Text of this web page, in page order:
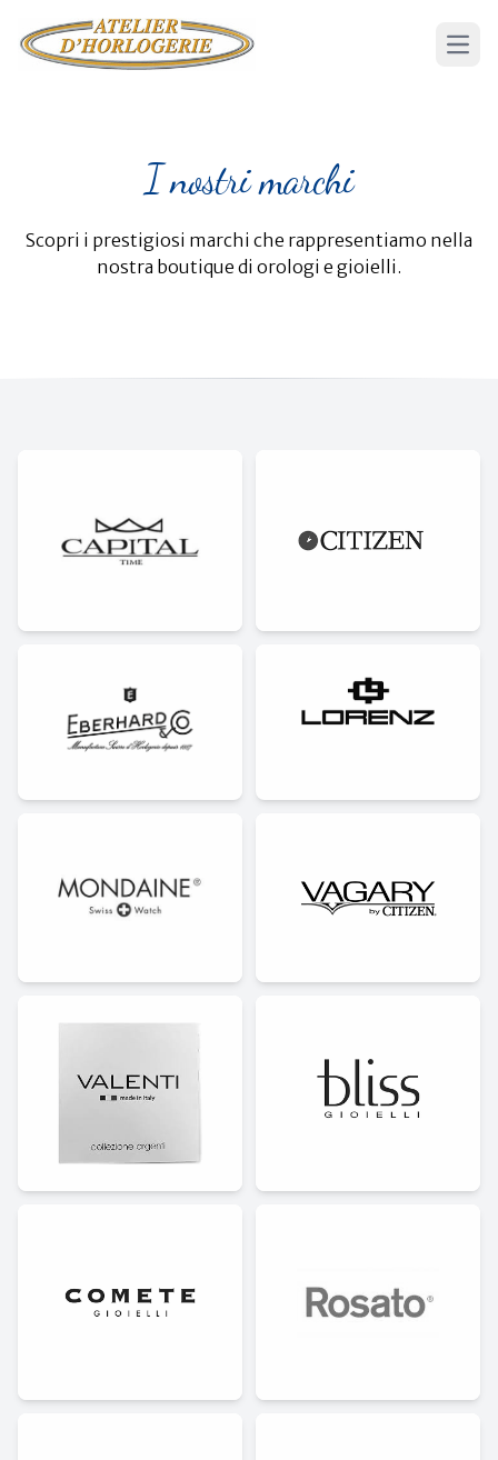
Apri
I nostri marchi
Scopri i prestigiosi marchi che rappresentiamo nella
nostra boutique di orologi e gioielli.